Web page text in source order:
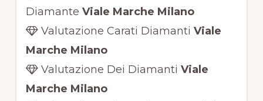
Diamante Viale Marche Milano
Valutazione Carati Diamanti Viale
Marche Milano
Valutazione Dei Diamanti Viale
Marche Milano